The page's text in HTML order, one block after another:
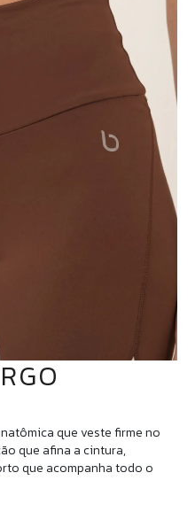
que veste firme no
que afina a cintura,
que acompanha todo o